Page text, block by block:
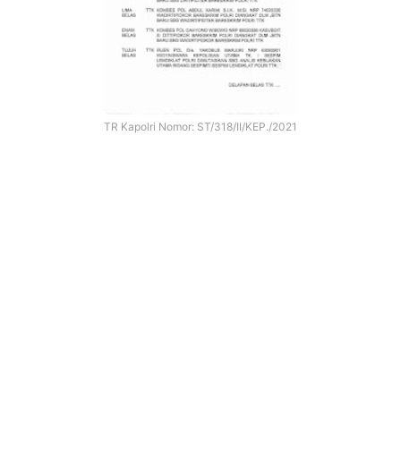
TR Kapolri Nomor: ST/318/II/KEP./2021